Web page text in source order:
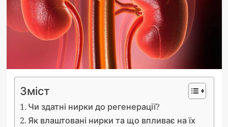
Зміст
Чи здатні нирки до регенерації?
Як влаштовані нирки та що впливає на їх